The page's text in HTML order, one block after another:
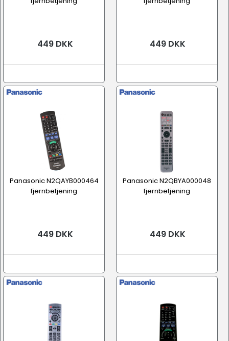
449 DKK 449 DKK
Panasonic N2QAYB000464
fjernbetjening
449 DKK
Panasonic N2QBYA000048
fjernbetjening
449 DKK